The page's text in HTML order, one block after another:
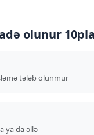
olunur
tələb olunmur
ya da əllə